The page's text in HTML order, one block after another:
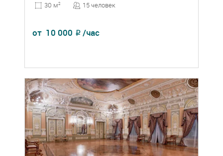
30 м2 15 человек
от 10 000 ₽ /час